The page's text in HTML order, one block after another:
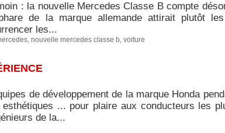
: la nouvelle Mercedes Classe B compte
de la marque allemande attirait plutôt
les...
, nouvelle mercedes classe b, voiture
de développement de la marque Honda
... pour plaire aux conducteurs les
de la...